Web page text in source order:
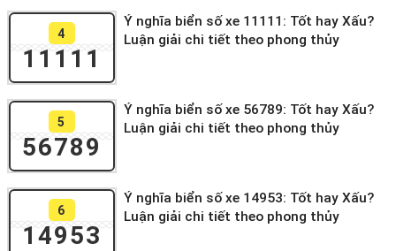
4
11111
Ý nghĩa biển số xe 11111: Tốt hay Xấu?
Luận giải chi tiết theo phong thủy
5
56789
Ý nghĩa biển số xe 56789: Tốt hay Xấu?
Luận giải chi tiết theo phong thủy
6
14953
Ý nghĩa biển số xe 14953: Tốt hay Xấu?
Luận giải chi tiết theo phong thủy